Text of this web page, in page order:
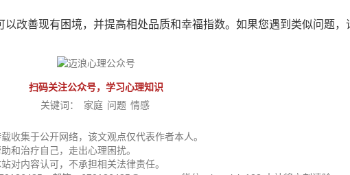
改善现有困境，并提高相处品质和幸福指数。如果您遇到类似问题，
扫码关注公众号，学习心理知识
关键词：
家庭 问题 情感
收集于公开网络，该文观点仅代表作者本人。
和治疗自己，走出心理困扰。
对内容认可，不承担相关法律责任。